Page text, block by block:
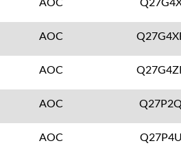
AOC
AOC
AOC Q27P2Q
AOC Q27P4U